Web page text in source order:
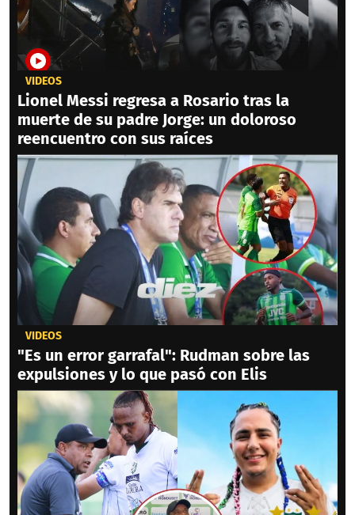
VIDEOS
Lionel Messi regresa a Rosario tras la
muerte de su padre Jorge: un doloroso
reencuentro con sus raíces
VIDEOS
"Es un error garrafal": Rudman sobre las
expulsiones y lo que pasó con Elis